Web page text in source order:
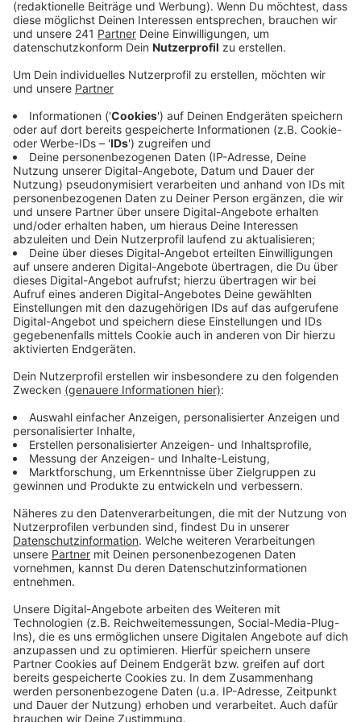
Veröffentlicht:Dienstag, 24.10.2023 06:32
So seien neue Windräder zwar nachhaltig – aber auch
gefährlich für bedrohte Tierarten wie Kiebitze oder
Fledermäuse. Deswegen fordert der NABU neue,
ausführliche Gutachten zu den Umweltauswirkungen
der Windräder. So lange die nicht vorliegen, will er den
Windradbau nicht befürworten. Der Beschluss sei
voreilig und man dürfe den Artenschutz nicht
ignorieren.
Anzeige
Weitere Meldungen aus Leverkusen
Stadt Leverkusen sucht Händler für Markt in Hitdorf
Leverkusen: Deutschlandticket sozial ab neuem Jahr
verfügbar
SPD fordert Senioren-Tarife in Leverkusen
Anzeige
Anzeige